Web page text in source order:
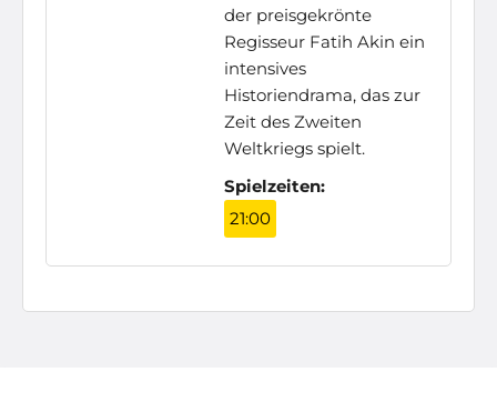
der preisgekrönte
Regisseur Fatih Akin ein
intensives
Historiendrama, das zur
Zeit des Zweiten
Weltkriegs spielt.
Spielzeiten:
21:00